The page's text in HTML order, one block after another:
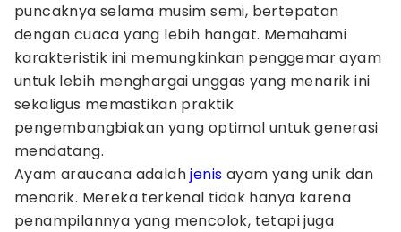
puncaknya selama musim semi, bertepatan
dengan cuaca yang lebih hangat. Memahami
karakteristik ini memungkinkan penggemar ayam
untuk lebih menghargai unggas yang menarik ini
sekaligus memastikan praktik
pengembangbiakan yang optimal untuk generasi
mendatang.
Ayam araucana adalahjenis ayam yang unik dan
menarik. Mereka terkenal tidak hanya karena
penampilannya yang mencolok, tetapi juga